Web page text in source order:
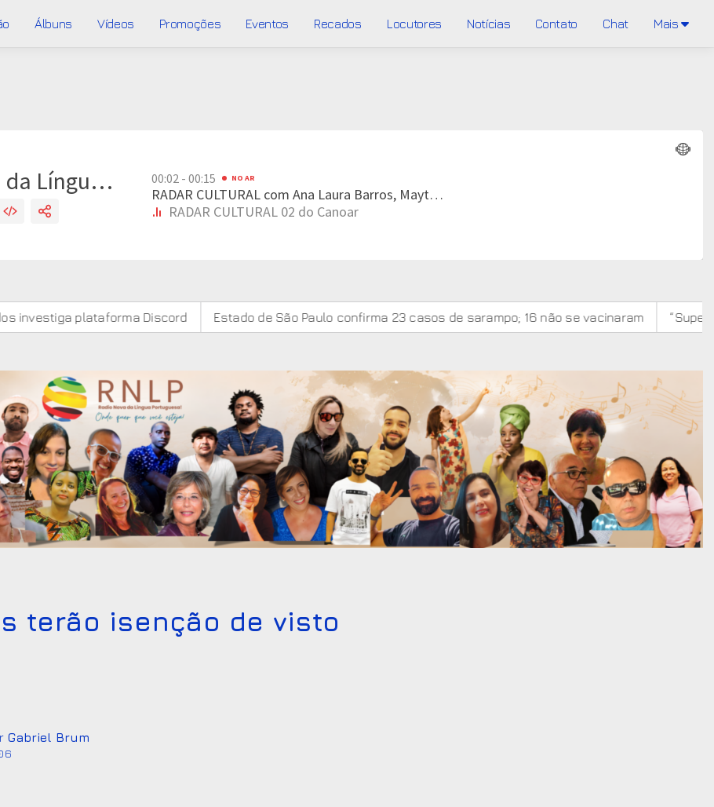
Álbuns Vídeos Promoções Eventos Recados Locutores Notícias Contato Chat Mais
plataforma Discord Estado de São Paulo confirma 23 casos de sarampo; 16 não se vacinaram “Super El Niño"
terão isenção de visto
Gabriel Brum